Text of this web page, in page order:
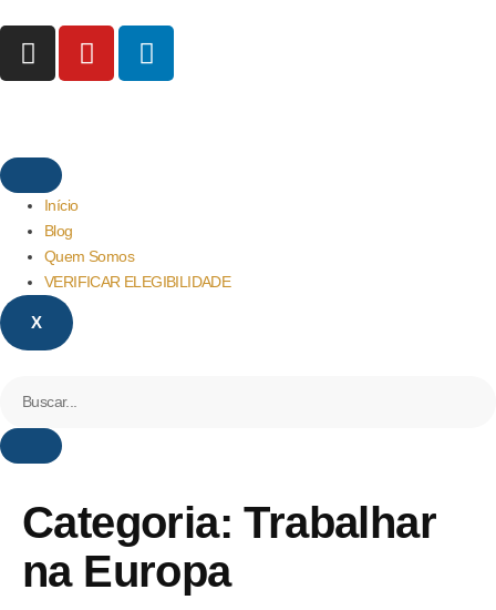
Início
Blog
Quem Somos
VERIFICAR ELEGIBILIDADE
X
Categoria:Trabalhar
na Europa